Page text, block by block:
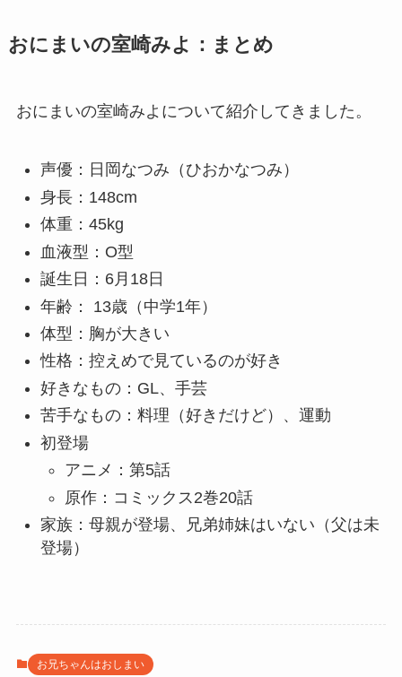
おにまいの室崎みよ：まとめ
おにまいの室崎みよについて紹介してきました。
声優：日岡なつみ（ひおかなつみ）
身長：148cm
体重：45kg
血液型：O型
誕生日：6月18日
年齢： 13歳（中学1年）
体型：胸が大きい
性格：控えめで見ているのが好き
好きなもの：GL、手芸
苦手なもの：料理（好きだけど）、運動
初登場
アニメ：第5話
原作：コミックス2巻20話
家族：母親が登場、兄弟姉妹はいない（父は未
登場）
お兄ちゃんはおしまい